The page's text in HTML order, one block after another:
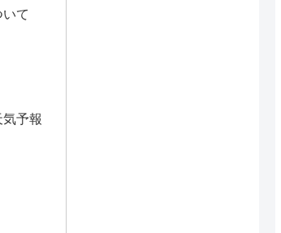
て
予報